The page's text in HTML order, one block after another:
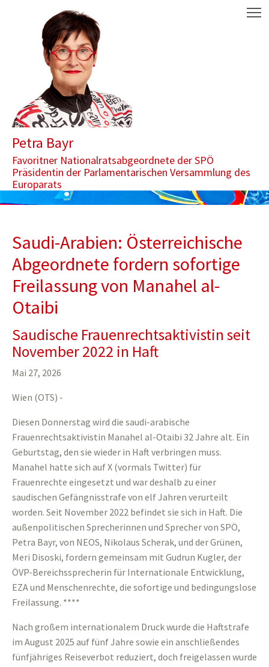
Aktuelle Seite: Saudi-Arabien: Österreichische Abgeordnete
Petra Bayr
Favoritner Nationalratsabgeordnete der SPÖ
Präsidentin der Parlamentarischen Versammlung des
Europarats
Saudi-Arabien: Österreichische
Abgeordnete fordern sofortige
Freilassung von Manahel al-
Otaibi
Saudische Frauenrechtsaktivistin seit
November 2022 in Haft
Mai 27, 2026
Wien (OTS) -
Diesen Donnerstag wird die saudi-arabische
Frauenrechtsaktivistin Manahel al-Otaibi 32 Jahre alt. Ein
Geburtstag, den sie wieder in Haft verbringen muss.
Manahel hatte sich auf X (vormals Twitter) für
Frauenrechte eingesetzt und war deshalb zu einer
saudischen Gefängnisstrafe von elf Jahren verurteilt
worden. Seit November 2022 befindet sie sich in Haft. Die
außenpolitischen Sprecherinnen und Sprecher von SPÖ,
Petra Bayr, von NEOS, Nikolaus Scherak, und der Grünen,
Meri Disoski, fordern gemeinsam mit Gudrun Kugler, der
ÖVP-Bereichssprecherin für Internationale Entwicklung,
EZA und Menschenrechte, die sofortige und bedingungslose
Freilassung. ****
Nach großem internationalem Druck wurde die Haftstrafe
im August 2025 auf fünf Jahre sowie ein anschließendes
fünfjähriges Reiseverbot reduziert, doch freigelassen wurde